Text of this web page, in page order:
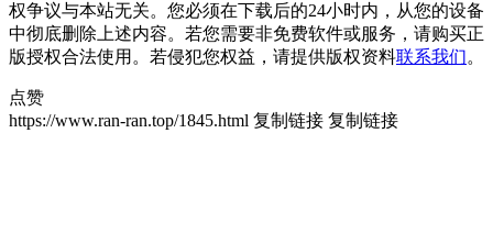
权争议与本站无关。您必须在下载后的24小时内，从您的设备
中彻底删除上述内容。若您需要非免费软件或服务，请购买正
版授权合法使用。若侵犯您权益，请提供版权资料联系我们。
点赞
https://www.ran-ran.top/1845.html 复制链接 复制链接